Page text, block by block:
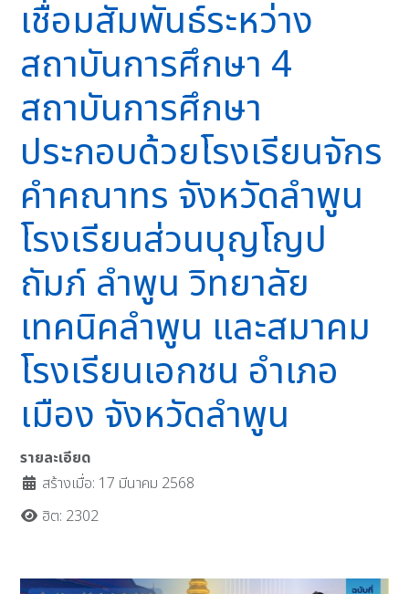
เชื่อมสัมพันธ์ระหว่าง
สถาบันการศึกษา 4
สถาบันการศึกษา
ประกอบด้วยโรงเรียนจักร
คำคณาทร จังหวัดลำพูน
โรงเรียนส่วนบุญโญป
ถัมภ์ ลำพูน วิทยาลัย
เทคนิคลำพูน และสมาคม
โรงเรียนเอกชน อำเภอ
เมือง จังหวัดลำพูน
รายละเอียด
สร้างเมื่อ: 17 มีนาคม 2568
ฮิต: 2302